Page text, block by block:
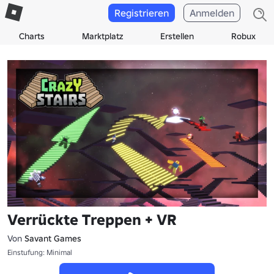
Charts Marktplatz Erstellen Robux
Registrieren Anmelden
Verrückte Treppen + VR
Von Savant Games
Einstufung: Minimal